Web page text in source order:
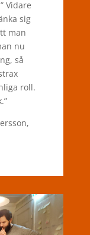
Vidare
sig
man
nu
så
roll.